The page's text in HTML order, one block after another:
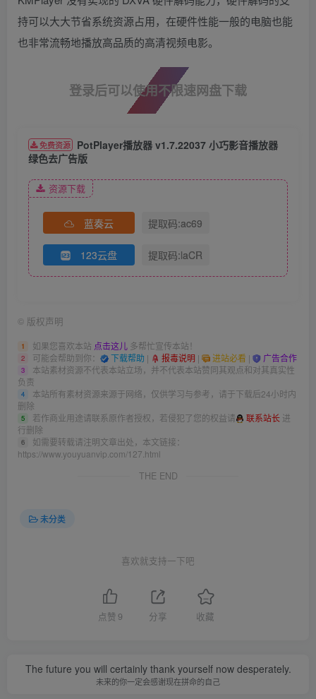
持可以大大节省系统资源占用，在硬件性能一般的电脑也能
也非常流畅地播放高品质的高清视频电影。
登录后可以使用不限速网盘下载
免费资源
PotPlayer播放器 v1.7.22037 小巧影音播放器
绿色去广告版
资源下载
蓝奏云 提取码:ac69
123云盘 提取码:laCR
© 版权声明
1 如果您喜欢本站 点击这儿 多帮忙宣传本站！
2 可能会帮助到你： 下载帮助 | 报毒说明 | 进站必看 | 广告合作
3
本站素材资源不代表本站立场，并不代表本站赞同其观点和对其真实性
负责
4
本站所有素材资源来源于网络，仅供学习与参考，请于下载后24小时内
删除
5 若作商业用途请联系原作者授权，若侵犯了您的权益请 联系站长 进
行删除
6
如需要转载请注明文章出处，本文链接：
https://www.youyuanvip.com/127.html
THE END
未分类
喜欢就支持一下吧
点赞 9 分享 收藏
The future you will certainly thank yourself now desperately.
未来的你一定会感谢现在拼命的自己